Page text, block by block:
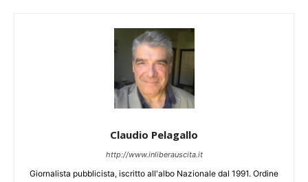
Claudio Pelagallo
http://www.inliberauscita.it
Giornalista pubblicista, iscritto all'albo Nazionale dal 1991. Ordine